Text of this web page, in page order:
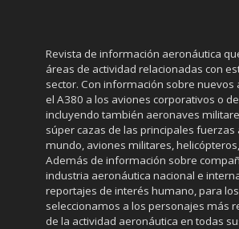
Revista de información aeronáutica
áreas de actividad relacionadas con
sector. Con información sobre nuevos
el A380 a los aviones corporativos o
incluyendo también aeronaves
súper cazas de las principales fuerzas
mundo, aviones militares,
Además de información sobre
industria aeronáutica nacional e
reportajes de interés humano, para
seleccionamos a los personajes más
de la actividad aeronáutica en todas